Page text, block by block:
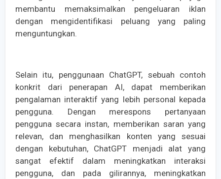
membantu memaksimalkan pengeluaran iklan
dengan mengidentifikasi peluang yang paling
menguntungkan.
Selain itu, penggunaan ChatGPT, sebuah contoh
konkrit dari penerapan AI, dapat memberikan
pengalaman interaktif yang lebih personal kepada
pengguna. Dengan merespons pertanyaan
pengguna secara instan, memberikan saran yang
relevan, dan menghasilkan konten yang sesuai
dengan kebutuhan, ChatGPT menjadi alat yang
sangat efektif dalam meningkatkan interaksi
pengguna, dan pada gilirannya, meningkatkan